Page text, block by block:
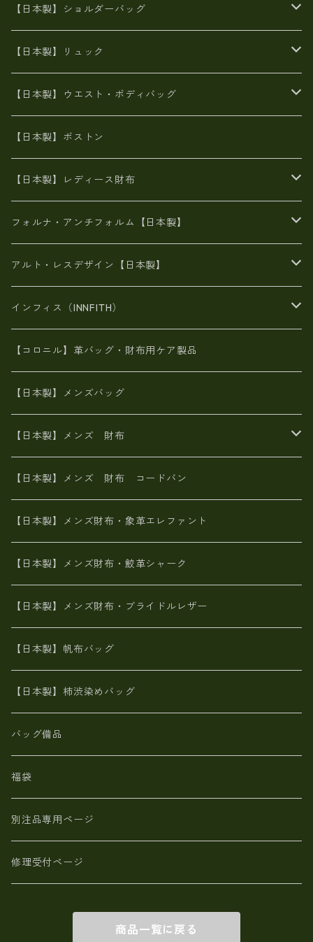
牛革製品トート・ショルダー
牛革製品リュック
火山灰染めバッグ
8号帆布
豊岡製
ヌメ革バッグ
Ａ3サイズ
オイルレザー
エナメル
がま口
リネン
メタリック
スエード
【日本製】ショルダーバッグ
漂流ロープバッグ
6号蝋引き帆布
火山灰染めバッグ
8号帆布
財布ポシェット
牛革
メタリック
オイルレザー
６号蝋引き帆布
豊岡製品
エナメルクロコ
がま口
斜め掛け
【日本製】リュック
帆布
豊岡
豊岡製
牛革
日本製
【日本製】ウエスト・ボディバッグ
帆布
【日本製】ボストン
【日本製】レディース財布
二つ折り財布
がま口財布
スペインレザー
メタリック
長財布
スペインレザー
佐賀牛革
革友禅染め
ポーテッド
L字ファスナー財布
スペインレザー
革友禅染め
メタリック
ポーチ
ヌメ革
革友禅染め
財布ショルダー
ヌメ革
がま口財布
革友禅染め
山羊革
火山灰染め
名刺入れ・キーケース、他
フォルナ・アンチフォルム【日本製】
BAG
財布・小物
アルト・レスデザイン【日本製】
BAG
財布・小物
インフィス（INNFITH）
BAG
財布・小物
【コロニル】革バッグ・財布用ケア製品
【日本製】メンズバッグ
【日本製】メンズ 財布
象革エレファント【日本製】メンズ 財布
鮫革シャーク【日本製】メンズ 財布
ブライドルレザー【日本製】メンズ 財布
MAISON de HIROAN 【日本製】メンズ 財布
栃木レザー 【日本製】メンズ 財布
革小物・財布【日本製】メンズ レディース
【日本製】メンズ 財布 アザラシ革(シールスキン)
【日本製】メンズ 財布 コードバン
【日本製】メンズ財布・象革エレファント
【日本製】メンズ財布・鮫革シャーク
【日本製】メンズ財布・ブライドルレザー
【日本製】帆布バッグ
【日本製】柿渋染めバッグ
バッグ備品
福袋
別注品専用ページ
修理受付ページ
商品一覧に戻る